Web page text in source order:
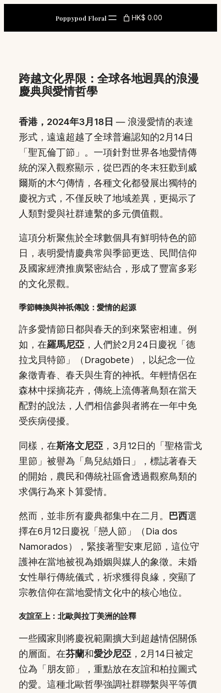
content
Poppypod Floral HK$ 0.00
跨越文化界限：全球各地迥異的浪漫
慶典與愛情哲學
香港，2024年3月18日 — 浪漫愛情的表達
形式，遠遠超越了全球普遍認知的2月14日
「聖瓦倫丁節」。一項針對世界各地愛情傳
統的深入觀察顯示，從巴西的冬末狂歡到威
爾斯的木勺傳情，各種文化都發展出獨特的
慶祝方式，不僅反映了地域差異，更揭示了
人類對愛與社群連繫的多元價值觀。
這項分析聚焦於全球數個具有鮮明特色的節
日，表明愛情慶典常與季節更迭、民間信仰
及國家經濟推廣緊密結合，形成了豐富多彩
的文化景觀。
季節轉換與神祇傳說：愛情的起源
許多愛情節日都與春天的到來緊密相連。例
如，在羅馬尼亞 ，人們於2月24日慶祝「德
拉戈貝特節」（Dragobete），以紀念一位
象徵青春、春天與生育的神祇。年輕情侶在
森林中採摘花卉，傳統上流傳著鳥類在當天
配對的說法，人們相信參與者將在一年中免
受疾病侵擾。
同樣，在斯洛文尼亞 ，3月12日的「聖格雷戈
里節」被譽為「鳥兒結婚日」，標誌著春天
的開始，農民和傳統社區會透過觀察鳥類的
求偶行為來卜算愛情。
然而，並非所有慶典都集中在二月。 巴西選
擇在6月12日慶祝「戀人節」（Dia dos
Namorados），緊接著聖安東尼節，這位守
護神在當地被視為婚姻與媒人的象徵。未婚
女性舉行傳統儀式，祈求獲得良緣，突顯了
宗教信仰在當地愛情文化中的核心地位。
友誼至上：北歐與拉丁美洲的詮釋
一些國家則將慶祝範圍擴大到超越情侶關係
的層面。在芬蘭和愛沙尼亞 ，2月14日被定
位為「朋友節」，重點放在友誼和柏拉圖式
的愛。這種北歐哲學強調社群聯繫與平等價